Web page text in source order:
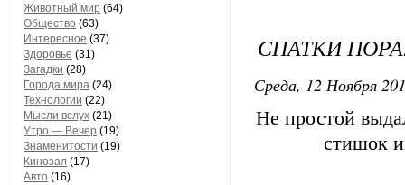
Животный мир (64)
Общество (63)
Интересное (37)
Здоровье (31)
Загадки (28)
Города мира (24)
Технологии (22)
Мысли вслух (21)
Утро — Вечер (19)
Знаменитости (19)
Кинозал (17)
Авто (16)
СПАТКИ
Среда, 12 Ноября
Не простой
стишок